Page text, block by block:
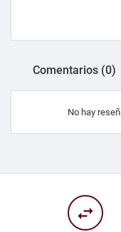
Comentarios (0)
No hay
swap_horiz